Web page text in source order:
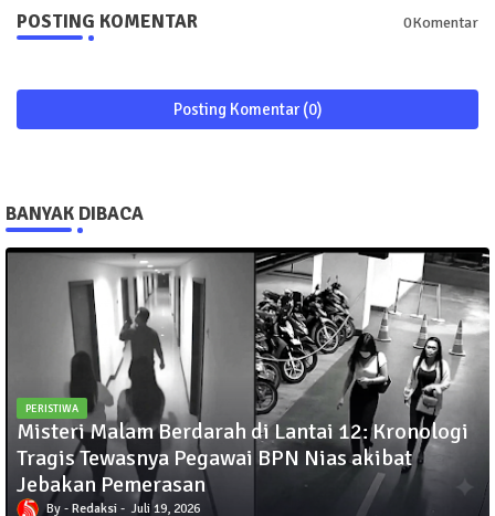
POSTING KOMENTAR 0Komentar
Posting Komentar (0)
BANYAK DIBACA
PERISTIWA
Misteri Malam Berdarah di Lantai 12: Kronologi
Tragis Tewasnya Pegawai BPN Nias akibat
Jebakan Pemerasan
Redaksi Juli 19, 2026